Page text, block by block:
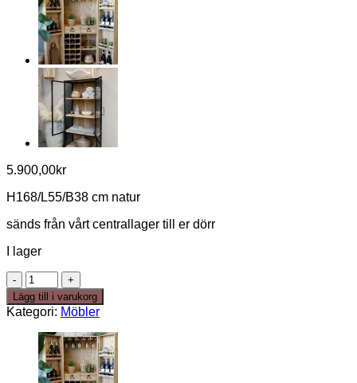
5.900,00kr
H168/L55/B38 cm natur
sänds från vårt centrallager till er dörr
I lager
Golvspegel
furu,
glas,
metall
på
väg
Lägg till i varukorg
Kategori: Möbler